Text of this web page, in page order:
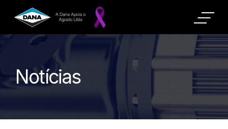
Notícias